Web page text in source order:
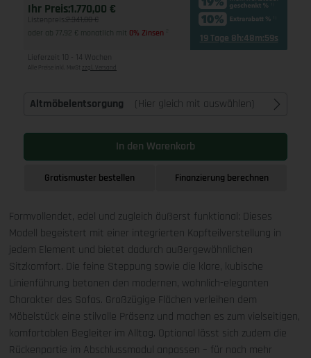
Ihr Preis:1.770,00 €
Listenpreis: 2.341,00 €
oder ab 77,92 € monatlich mit 0% Zinsen 19 Tage 8h:48m:58s
Lieferzeit 10 - 14 Wochen
Alle Preise inkl. MwSt zzgl. Versand
Altmöbelentsorgung (Hier gleich mit auswählen)
In den Warenkorb
Gratismuster bestellen Finanzierung berechnen
Formvollendet, edel und zugleich äußerst funktional: Dieses
Modell begeistert mit einer integrierten Kopfteilverstellung in
jedem Element und bietet dadurch außergewöhnlichen
Sitzkomfort. Die feine Steppung sowie die klare, kubische
Linienführung betonen den modernen, wohnlich-eleganten
Charakter des Sofas. Großzügige Flächen verleihen dem
Möbelstück eine stilvolle Präsenz und machen es zum vielseitigen,
komfortablen Begleiter im Alltag. Optional lässt sich zudem die
Rückenpartie im Abschlussmodul anpassen – für noch mehr